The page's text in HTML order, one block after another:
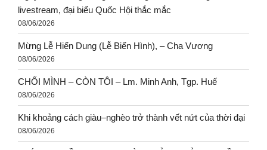
BÀI VIẾT THEO THỂ LOẠI
LOẠT BÀI MỚI ĐĂNG
ĐẠI HỘI THÁNH MẪU 2026
08/06/2026